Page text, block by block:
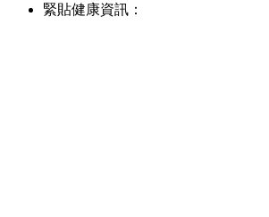
緊貼健康資訊：